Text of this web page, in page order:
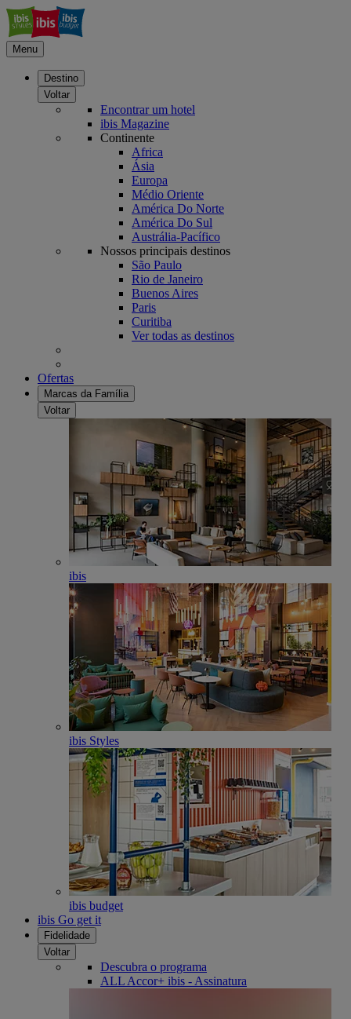
Menu
Destino
Voltar
Encontrar um hotel
ibis Magazine
Continente
Africa
Ásia
Europa
Médio Oriente
América Do Norte
América Do Sul
Austrália-Pacífico
Nossos principais destinos
São Paulo
Rio de Janeiro
Buenos Aires
Paris
Curitiba
Ver todas as destinos
Ofertas
Marcas da Família
Voltar
ibis
ibis Styles
ibis budget
ibis Go get it
Fidelidade
Voltar
Descubra o programa
ALL Accor+ ibis - Assinatura